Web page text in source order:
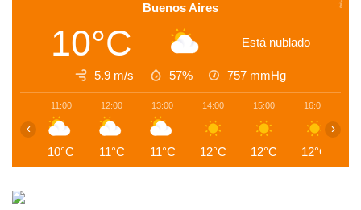
Buenos Aires
10°C Está nublado
5.9 m/s 57% 757 mmHg
11:00
10°C
12:00
11°C
13:00
11°C
14:00
12°C
15:00
12°C
16:00
12°C
‹ ›